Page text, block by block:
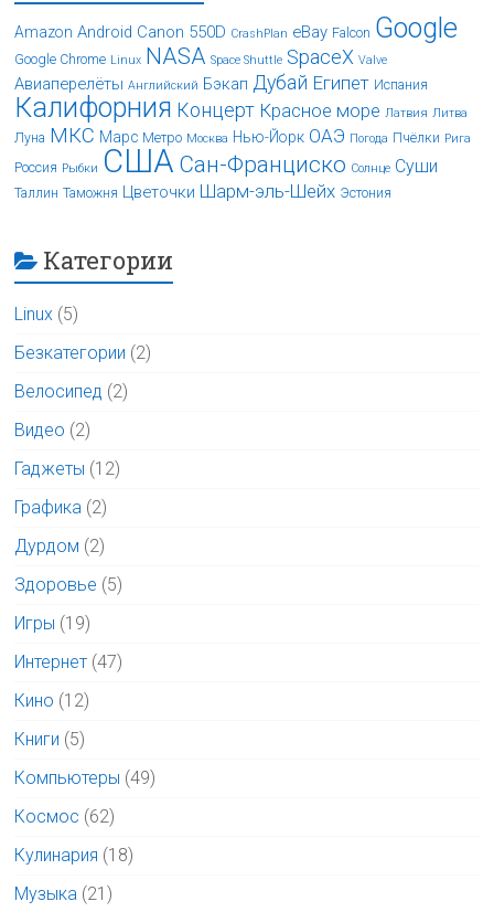
Amazon Android Canon 550D CrashPlan eBay Falcon Google
Google Chrome Linux NASA Space Shuttle SpaceX Valve
Авиаперелёты Английский Бэкап Дубай Египет Испания
Калифорния Концерт Красное море Латвия Литва
Луна МКС Марс Метро Москва Нью-Йорк ОАЭ Погода Пчёлки Рига
Россия Рыбки США Сан-Франциско Солнце Суши
Таллин Таможня Цветочки Шарм-эль-Шейх Эстония
Категории
Linux (5)
Безкатегории (2)
Велосипед (2)
Видео (2)
Гаджеты (12)
Графика (2)
Дурдом (2)
Здоровье (5)
Игры (19)
Интернет (47)
Кино (12)
Книги (5)
Компьютеры (49)
Космос (62)
Кулинария (18)
Музыка (21)